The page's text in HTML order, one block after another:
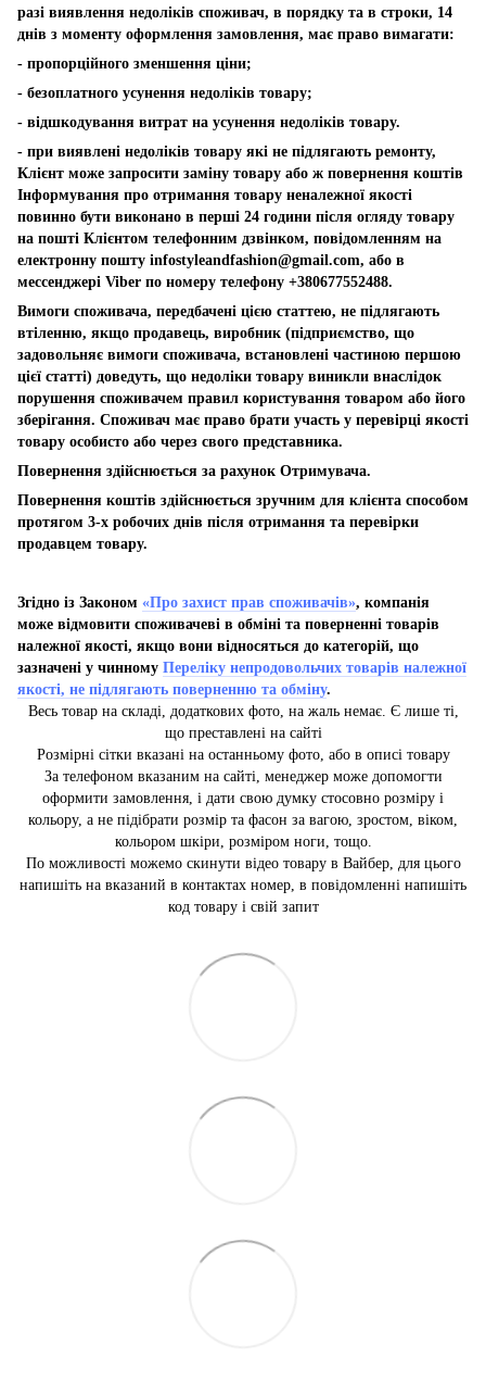
разі виявлення недоліків споживач, в порядку та в строки, 14
днів з моменту оформлення замовлення, має право вимагати:
- пропорційного зменшення ціни;
- безоплатного усунення недоліків товару;
- відшкодування витрат на усунення недоліків товару.
- при виявлені недоліків товару які не підлягають ремонту,
Клієнт може запросити заміну товару або ж повернення коштів
Інформування про отримання товару неналежної якості
повинно бути виконано в перші 24 години після огляду товару
на пошті Клієнтом телефонним дзвінком, повідомленням на
електронну пошту infostyleandfashion@gmail.com, або в
мессенджері Viber по номеру телефону +380677552488.
Вимоги споживача, передбачені цією статтею, не підлягають
втіленню, якщо продавець, виробник (підприємство, що
задовольняє вимоги споживача, встановлені частиною першою
цієї статті) доведуть, що недоліки товару виникли внаслідок
порушення споживачем правил користування товаром або його
зберігання. Споживач має право брати участь у перевірці якості
товару особисто або через свого представника.
Повернення здійснюється за рахунок Отримувача.
Повернення коштів здійснюється зручним для клієнта способом
протягом 3-х робочих днів після отримання та перевірки
продавцем товару.
Згідно із Законом «Про захист прав споживачів», компанія
може відмовити споживачеві в обміні та поверненні товарів
належної якості, якщо вони відносяться до категорій, що
зазначені у чинному Переліку непродовольчих товарів належної
якості, не підлягають поверненню та обміну.
Весь товар на складі, додаткових фото, на жаль немає. Є лише ті,
що преставлені на сайті
Розмірні сітки вказані на останньому фото, або в описі товару
За телефоном вказаним на сайті, менеджер може допомогти
оформити замовлення, і дати свою думку стосовно розміру і
кольору, а не підібрати розмір та фасон за вагою, зростом, віком,
кольором шкіри, розміром ноги, тощо.
По можливості можемо скинути відео товару в Вайбер, для цього
напишіть на вказаний в контактах номер, в повідомленні напишіть
код товару і свій запит